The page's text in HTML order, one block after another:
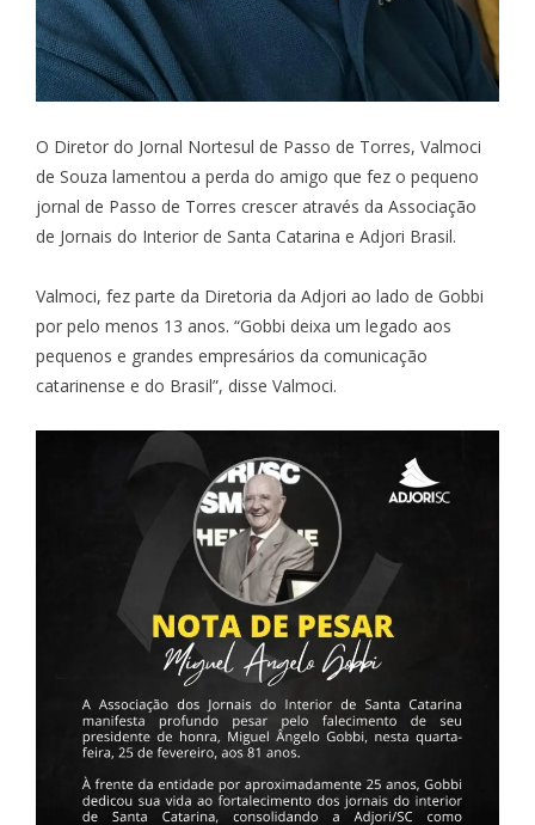
O Diretor do Jornal Nortesul de Passo de Torres, Valmoci
de Souza lamentou a perda do amigo que fez o pequeno
jornal de Passo de Torres crescer através da Associação
de Jornais do Interior de Santa Catarina e Adjori Brasil.
Valmoci, fez parte da Diretoria da Adjori ao lado de Gobbi
por pelo menos 13 anos. “Gobbi deixa um legado aos
pequenos e grandes empresários da comunicação
catarinense e do Brasil”, disse Valmoci.